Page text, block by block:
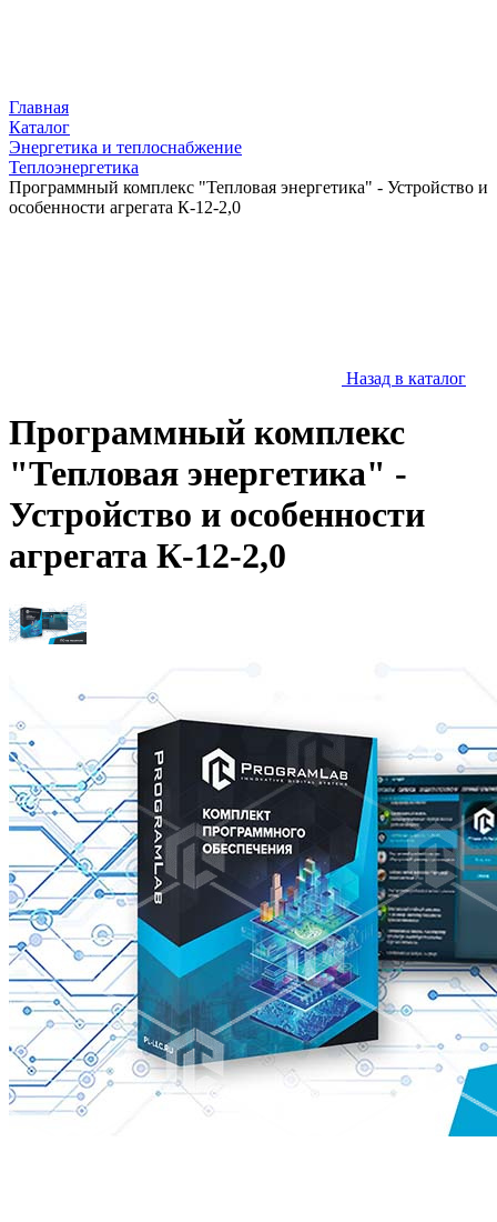
Главная
Каталог
Энергетика и теплоснабжение
Теплоэнергетика
Программный комплекс "Тепловая энергетика" - Устройство и
особенности агрегата К-12-2,0
Назад в каталог
Программный комплекс
"Тепловая энергетика" -
Устройство и особенности
агрегата К-12-2,0